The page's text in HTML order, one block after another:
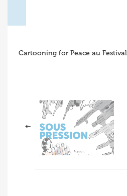
Cartooning for Peace au